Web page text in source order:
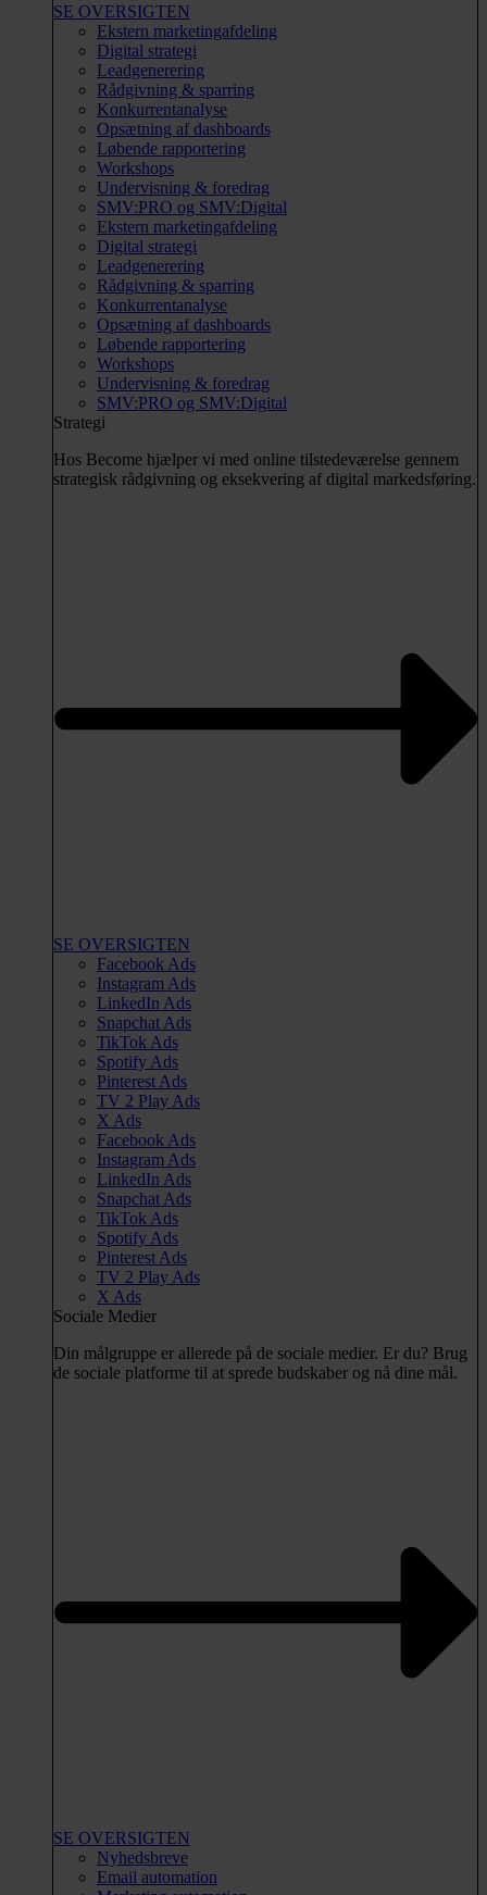
SE OVERSIGTEN
Ekstern marketingafdeling
Digital strategi
Leadgenerering
Rådgivning & sparring
Konkurrentanalyse
Opsætning af dashboards
Løbende rapportering
Workshops
Undervisning & foredrag
SMV:PRO og SMV:Digital
Ekstern marketingafdeling
Digital strategi
Leadgenerering
Rådgivning & sparring
Konkurrentanalyse
Opsætning af dashboards
Løbende rapportering
Workshops
Undervisning & foredrag
SMV:PRO og SMV:Digital
Strategi
Hos Become hjælper vi med online tilstedeværelse gennem
strategisk rådgivning og eksekvering af digital markedsføring.
SE OVERSIGTEN
Facebook Ads
Instagram Ads
LinkedIn Ads
Snapchat Ads
TikTok Ads
Spotify Ads
Pinterest Ads
TV 2 Play Ads
X Ads
Facebook Ads
Instagram Ads
LinkedIn Ads
Snapchat Ads
TikTok Ads
Spotify Ads
Pinterest Ads
TV 2 Play Ads
X Ads
Sociale Medier
Din målgruppe er allerede på de sociale medier. Er du? Brug
de sociale platforme til at sprede budskaber og nå dine mål.
SE OVERSIGTEN
Nyhedsbreve
Email automation